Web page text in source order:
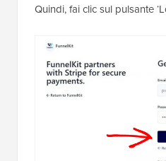
Quindi, fai clic sul pulsante